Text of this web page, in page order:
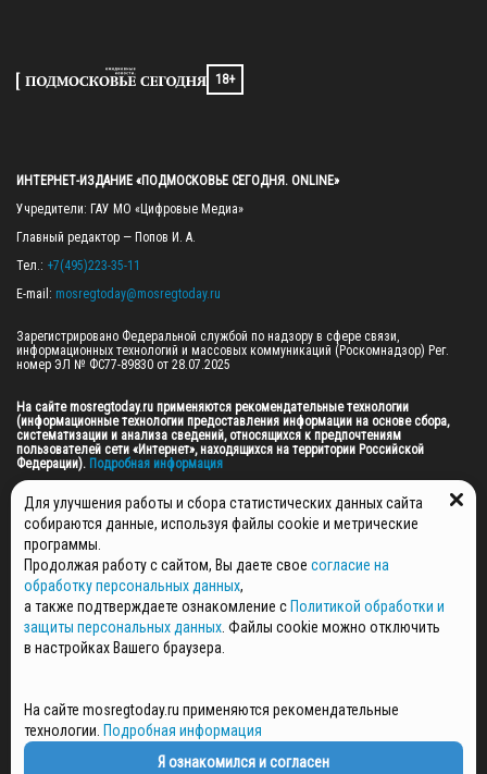
18+
ИНТЕРНЕТ-ИЗДАНИЕ «ПОДМОСКОВЬЕ СЕГОДНЯ. ONLINE»
Учредители: ГАУ МО «Цифровые Медиа»
Главный редактор — Попов И. А.
Тел.: +7(495)223-35-11
E-mail: mosregtoday@mosregtoday.ru
Зарегистрировано Федеральной службой по надзору в сфере связи,
информационных технологий и массовых коммуникаций (Роскомнадзор) Рег.
номер ЭЛ № ФС77-89830 от 28.07.2025
На сайте mosregtoday.ru применяются рекомендательные технологии
(информационные технологии предоставления информации на основе сбора,
систематизации и анализа сведений, относящихся к предпочтениям
пользователей сети «Интернет», находящихся на территории Российской
Федерации). Подробная информация
© 2026 ПРАВА НА ВСЕ МАТЕРИАЛЫ САЙТА ПРИНАДЛЕЖАТ ГАУ МО "ЦИФРОВЫЕ
МЕДИА" (ОГРН: 1255000059467).
ПОЛИТИКА ОБРАБОТКИ И ЗАЩИТЫ ПЕРСОНАЛЬНЫХ ДАННЫХ
НОВОСТИ
ГАЗЕТЫ
РЕКЛАМОДАТЕЛЯМ
СПЕЦПРОЕКТЫ
СТАТЬИ
ПОЛИТИКА КОНФИДЕНЦИАЛЬНОСТИ
Для улучшения работы и сбора статистических данных сайта
собираются данные, используя файлы cookie и метрические
программы.
Продолжая работу с сайтом, Вы даете свое согласие на
обработку персональных данных,
а также подтверждаете ознакомление с Политикой обработки и
защиты персональных данных . Файлы cookie можно отключить
в настройках Вашего браузера.
На сайте mosregtoday.ru применяются рекомендательные
технологии. Подробная информация
Я ознакомился и согласен